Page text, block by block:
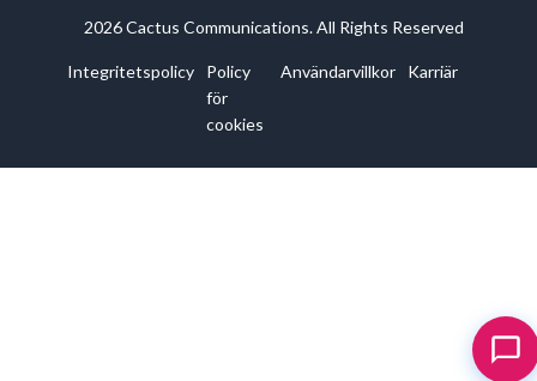
2026 Cactus Communications. All Rights Reserved
Integritetspolicy
Policy
för
cookies
Användarvillkor Karriär